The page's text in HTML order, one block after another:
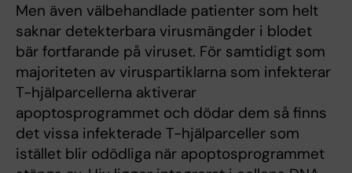
Men även välbehandlade patienter som helt
saknar detekterbara virusmängder i blodet
bär fortfarande på viruset. För samtidigt som
majoriteten av viruspartiklarna som infekterar
T-hjälparcellerna aktiverar
apoptosprogrammet och dödar dem så finns
det vissa infekterade T-hjälparceller som
istället blir odödliga när apoptosprogrammet